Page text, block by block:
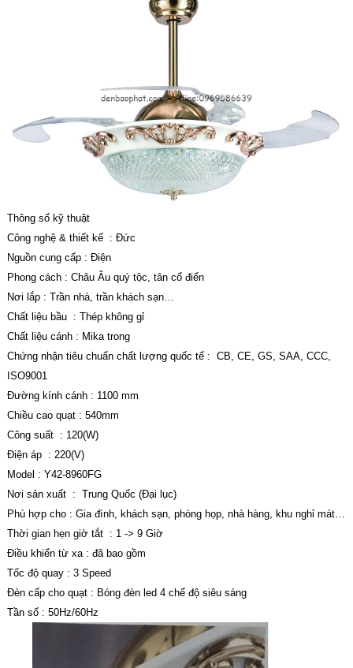
Thông số kỹ thuật
Công nghệ & thiết kế : Đức
Nguồn cung cấp : Điện
Phong cách : Châu Âu quý tộc, tân cổ điển
Nơi lắp : Trần nhà, trần khách sạn…
Chất liệu bầu : Thép không gỉ
Chất liệu cánh : Mika trong
Chứng nhận tiêu chuẩn chất lượng quốc tế : CB, CE, GS, SAA, CCC,
ISO9001
Đường kính cánh : 1100 mm
Chiều cao quạt : 540mm
Công suất : 120(W)
Điện áp : 220(V)
Model : Y42-8960FG
Nơi sản xuất : Trung Quốc (Đại lục)
Phù hợp cho : Gia đình, khách sạn, phòng họp, nhà hàng, khu nghỉ mát…
Thời gian hẹn giờ tắt : 1 -> 9 Giờ
Điều khiển từ xa : đã bao gồm
Tốc độ quay : 3 Speed
Đèn cấp cho quạt : Bóng đèn led 4 chế độ siêu sáng
Tần số : 50Hz/60Hz